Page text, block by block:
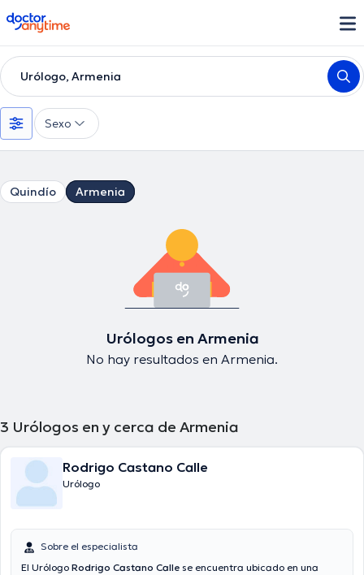
doctoranytime
Urólogo, Armenia
Sexo
Quindío Armenia
Urólogos en Armenia
No hay resultados en Armenia.
3 Urólogos en y cerca de Armenia
Rodrigo Castano Calle
Urólogo
Sobre el especialista
El Urólogo Rodrigo Castano Calle se encuentra ubicado en una